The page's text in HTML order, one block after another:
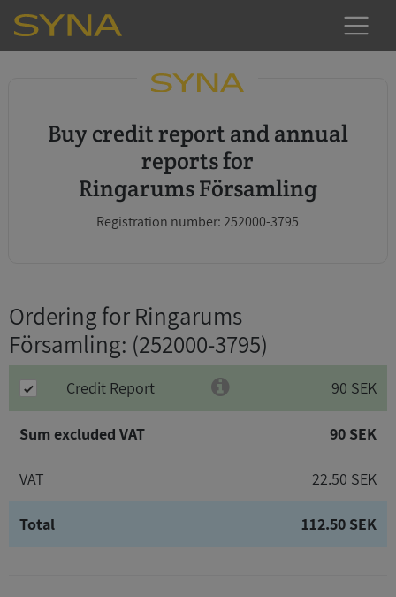
Buy credit report and annual
reports for
Ringarums Församling
Registration number: 252000-3795
Ordering for Ringarums
Församling: (252000-3795)
Credit Report 90 SEK
Sum excluded VAT 90 SEK
VAT 22.50 SEK
Total 112.50 SEK